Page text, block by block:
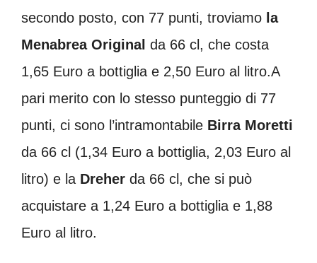
secondo posto, con 77 punti, troviamo la
Menabrea Original da 66 cl, che costa
1,65 Euro a bottiglia e 2,50 Euro al litro.A
pari merito con lo stesso punteggio di 77
punti, ci sono l’intramontabile Birra Moretti
da 66 cl (1,34 Euro a bottiglia, 2,03 Euro al
litro) e la Dreher da 66 cl, che si può
acquistare a 1,24 Euro a bottiglia e 1,88
Euro al litro.